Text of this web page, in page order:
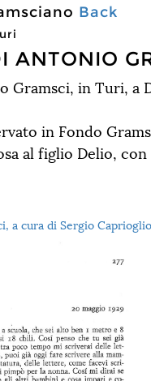
Back
ANTONIO
Gramsci, in Turi, a
in Fondo
al figlio Delio,
a cura di Sergio